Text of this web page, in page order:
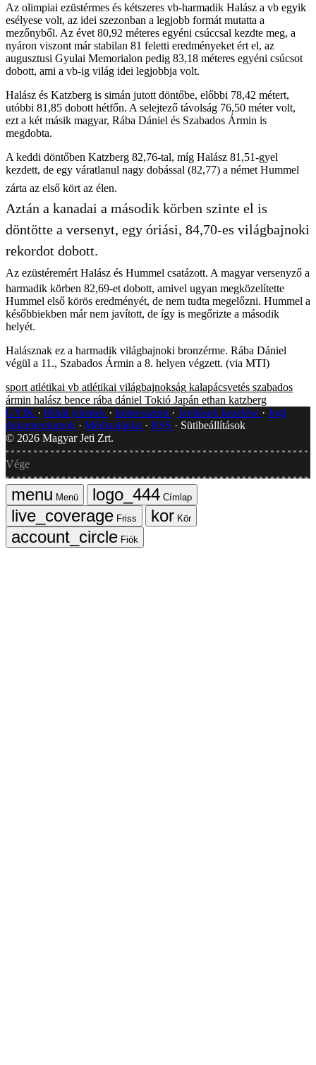
Az olimpiai ezüstérmes és kétszeres vb-harmadik Halász a vb egyik
esélyese volt, az idei szezonban a legjobb formát mutatta a
mezőnyből. Az évet 80,92 méteres egyéni csúccsal kezdte meg, a
nyáron viszont már stabilan 81 feletti eredményeket ért el, az
augusztusi Gyulai Memorialon pedig 83,18 méteres egyéni csúcsot
dobott, ami a vb-ig világ idei legjobbja volt.
Halász és Katzberg is simán jutott döntőbe, előbbi 78,42 métert,
utóbbi 81,85 dobott hétfőn. A selejtező távolság 76,50 méter volt,
ezt a két másik magyar, Rába Dániel és Szabados Ármin is
megdobta.
A keddi döntőben Katzberg 82,76-tal, míg Halász 81,51-gyel
kezdett, de egy váratlanul nagy dobással (82,77) a német Hummel
zárta az első kört az élen.
Aztán a kanadai a második körben szinte el is
döntötte a versenyt, egy óriási, 84,70-es világbajnoki
rekordot dobott.
Az ezüstéremért Halász és Hummel csatázott. A magyar versenyző a
harmadik körben 82,69-et dobott, amivel ugyan megközelítette
Hummel első körös eredményét, de nem tudta megelőzni. Hummel a
későbbiekben már nem javított, de így is megőrizte a második
helyét.
Halásznak ez a harmadik világbajnoki bronzérme. Rába Dániel
végül a 11., Szabados Ármin a 8. helyen végzett. (via MTI)
sport atlétikai vb atlétikai világbajnokság kalapácsvetés szabados
ármin halász bence rába dániel Tokió Japán ethan katzberg
GYIK
Hibát jelentek Impresszum Javítások kezelése
Jogi
dokumentumok
Médiaajánlat RSS
Sütibeállítások
© 2026 Magyar Jeti Zrt.
Vége
Menü
Címlap
Friss
Kör
Fiók